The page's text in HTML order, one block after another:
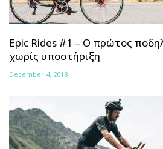
Epic Rides #1 – Ο πρώτος
χωρίς υποστήριξη
December 4, 2018